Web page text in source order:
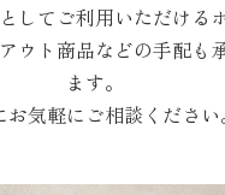
してご利用いただける
ウト商品などの手配も
ます。
お気軽にご相談ください